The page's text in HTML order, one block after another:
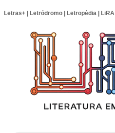
Letras+ Letródromo Letropédia LiRA